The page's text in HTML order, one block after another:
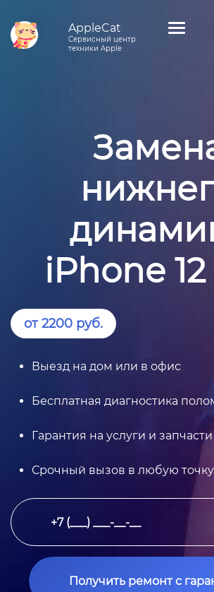
AppleCat
Сервисный центр
техники Apple
iPhone
от 2200 руб.
Выезд на дом или в офис
Бесплатная диагностика
Гарантия на услуги и запчасти
Срочный вызов в любую точку
Получить ремонт с